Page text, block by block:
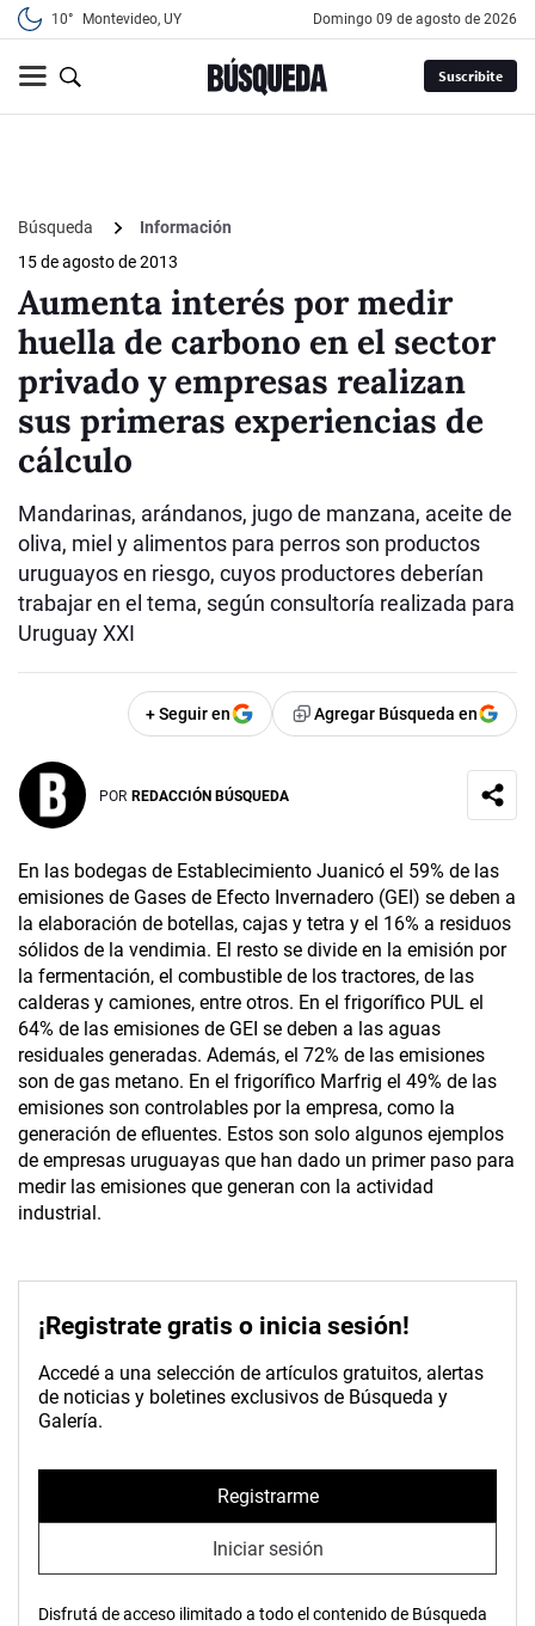
10° Montevideo, UY domingo 09 de agosto de 2026
Suscribite
Búsqueda
Información
15 de agosto de 2013
Aumenta interés por medir
huella de carbono en el sector
privado y empresas realizan
sus primeras experiencias de
cálculo
Mandarinas, arándanos, jugo de manzana, aceite de
oliva, miel y alimentos para perros son productos
uruguayos en riesgo, cuyos productores deberían
trabajar en el tema, según consultoría realizada para
Uruguay XXI
+ Seguir en Agregar Búsqueda en
POR REDACCIÓN BÚSQUEDA
En las bodegas de Establecimiento Juanicó el 59% de las
emisiones de Gases de Efecto Invernadero (GEI) se deben a
la elaboración de botellas, cajas y tetra y el 16% a residuos
sólidos de la vendimia. El resto se divide en la emisión por
la fermentación, el combustible de los tractores, de las
calderas y camiones, entre otros. En el frigorífico PUL el
64% de las emisiones de GEI se deben a las aguas
residuales generadas. Además, el 72% de las emisiones
son de gas metano. En el frigorífico Marfrig el 49% de las
emisiones son controlables por la empresa, como la
generación de efluentes. Estos son solo algunos ejemplos
de empresas uruguayas que han dado un primer paso para
medir las emisiones que generan con la actividad
industrial.
¡Registrate gratis o inicia sesión!
Accedé a una selección de artículos gratuitos, alertas
de noticias y boletines exclusivos de Búsqueda y
Galería.
Registrarme
Iniciar sesión
Disfrutá de acceso ilimitado a todo el contenido de Búsqueda